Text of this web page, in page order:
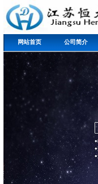
网站首页 公司简介